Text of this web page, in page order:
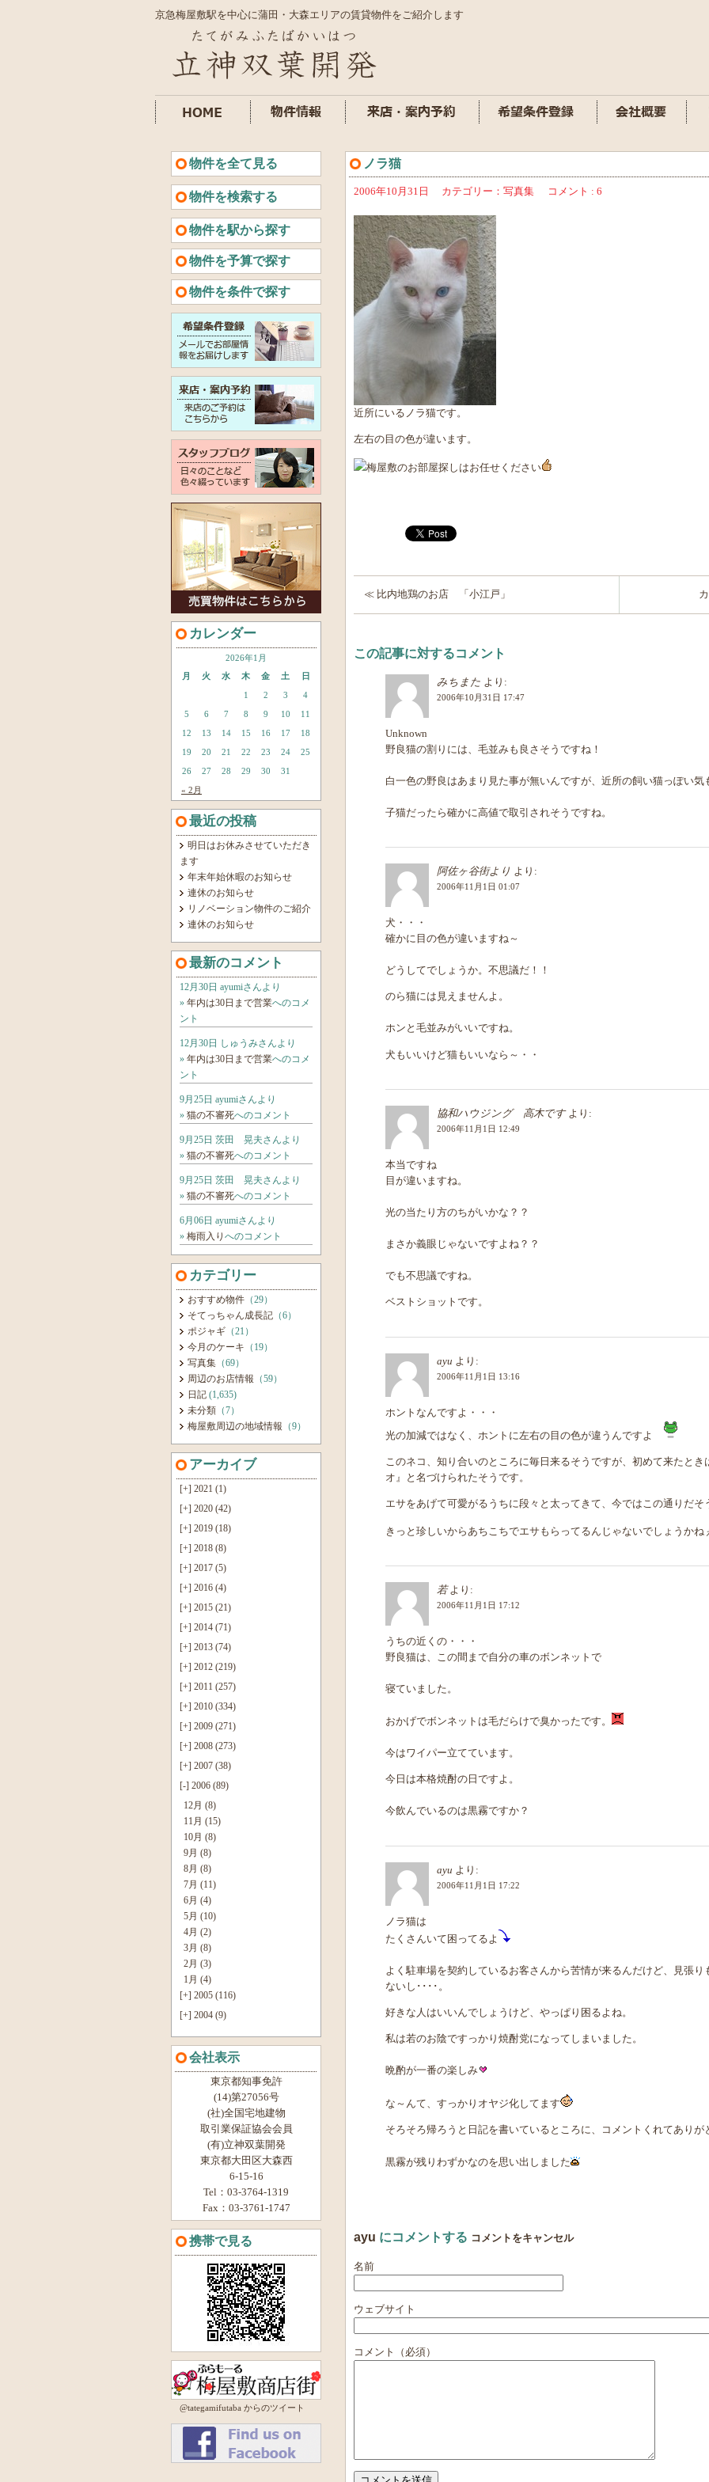
京急梅屋敷駅を中心に蒲田・大森エリアの賃貸物件をご紹介します
物件を全て見る
物件を検索する
物件を駅から探す
物件を予算で探す
物件を条件で探す
カレンダー
2026年1月
月
火 水 木 金 土 日
« 2月
1 2 3
4
5
6 7 8 9 10
11
12
13 14 15 16 17
18
19
20 21 22 23 24
25
26
27 28 29 30 31
最近の投稿
明日はお休みさせていただき
ます
年末年始休暇のお知らせ
連休のお知らせ
リノベーション物件のご紹介
連休のお知らせ
最新のコメント
12月30日 ayumiさんより
» 年内は30日まで営業へのコメ
ント
12月30日 しゅうみさんより
» 年内は30日まで営業へのコメ
ント
9月25日 ayumiさんより
» 猫の不審死へのコメント
9月25日 茨田 晃夫さんより
» 猫の不審死へのコメント
9月25日 茨田 晃夫さんより
» 猫の不審死へのコメント
6月06日 ayumiさんより
» 梅雨入り へのコメント
カテゴリー
おすすめ物件 （29）
そてっちゃん成長記 （6）
ポジャギ （21）
今月のケーキ （19）
写真集 （69）
周辺のお店情報 （59）
日記 (1,635)
未分類 （7）
梅屋敷周辺の地域情報 （9）
アーカイブ
[+] 2021 (1)
[+] 2020 (42)
[+] 2019 (18)
[+] 2018 (8)
[+] 2017 (5)
[+] 2016 (4)
[+] 2015 (21)
[+] 2014 (71)
[+] 2013 (74)
[+] 2012 (219)
[+] 2011 (257)
[+] 2010 (334)
[+] 2009 (271)
[+] 2008 (273)
[+] 2007 (38)
[-] 2006 (89)
12月 (8)
11月 (15)
10月 (8)
9月 (8)
8月 (8)
7月 (11)
6月 (4)
5月 (10)
4月 (2)
3月 (8)
2月 (3)
1月 (4)
[+] 2005 (116)
[+] 2004 (9)
会社表示
東京都知事免許
(14)第27056号
(社)全国宅地建物
取引業保証協会会員
(有)立神双葉開発
東京都大田区大森西
6-15-16
Tel：03-3764-1319
Fax：03-3761-1747
携帯で見る
@tategamifutaba からのツイート
ノラ猫
2006年10月31日 カテゴリー：写真集 コメント : 6
近所にいるノラ猫です。
左右の目の色が違います。
梅屋敷のお部屋探しはお任せください
≪ 比内地鶏のお店 「小江戸」
この記事に対するコメント
みちまた より:
2006年10月31日 17:47
Unknown
野良猫の割りには、毛並みも良さそうですね！
白一色の野良はあまり見た事が無いんですが、近所の飼い猫っぽい気
子猫だったら確かに高値で取引されそうですね。
阿佐ヶ谷街より より:
2006年11月1日 01:07
犬・・・
確かに目の色が違いますね～
どうしてでしょうか。不思議だ！！
のら猫には見えませんよ。
ホンと毛並みがいいですね。
犬もいいけど猫もいいなら～・・
協和ハウジング 高木です より:
2006年11月1日 12:49
本当ですね
目が違いますね。
光の当たり方のちがいかな？？
まさか義眼じゃないですよね？？
でも不思議ですね。
ベストショットです。
ayu より:
2006年11月1日 13:16
ホントなんですよ・・・
光の加減ではなく、ホントに左右の目の色が違うんですよ
このネコ、知り合いのところに毎日来るそうですが、初めて来たと
オ』と名づけられたそうです。
エサをあげて可愛がるうちに段々と太ってきて、今ではこの通りだそ
きっと珍しいからあちこちでエサもらってるんじゃないでしょうかね
若 より:
2006年11月1日 17:12
うちの近くの・・・
野良猫は、この間まで自分の車のボンネットで
寝ていました。
おかげでボンネットは毛だらけで臭かったです。
今はワイパー立てています。
今日は本格焼酎の日ですよ。
今飲んでいるのは黒霧ですか？
ayu より:
2006年11月1日 17:22
ノラ猫は
たくさんいて困ってるよ
よく駐車場を契約しているお客さんから苦情が来るんだけど、見張
ないし････。
好きな人はいいんでしょうけど、やっぱり困るよね。
私は若のお陰ですっかり焼酎党になってしまいました。
晩酌が一番の楽しみ
な～んて、すっかりオヤジ化してます
そろそろ帰ろうと日記を書いているところに、コメントくれてありが
黒霧が残りわずかなのを思い出しました
ayu にコメントする コメントをキャンセル
名前
ウェブサイト
コメント（必須）